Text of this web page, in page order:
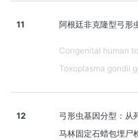
11 阿根廷非克隆型弓形
Congenital human
Toxoplasma gondii
12
弓形虫基因分型：从
马林固定石蜡包埋尸